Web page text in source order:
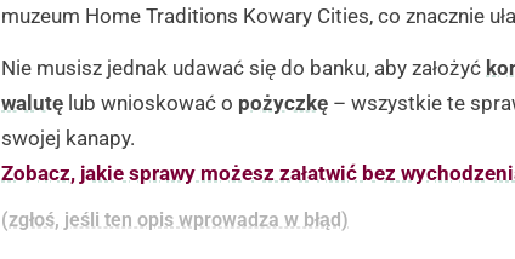
muzeum Home Traditions Kowary Cities, co znacznie
Nie musisz jednak udawać się do banku, aby założyć
walutę lub wnioskować o pożyczkę – wszystkie te
swojej kanapy.
Zobacz, jakie sprawy możesz załatwić bez
(zgłoś, jeśli ten opis wprowadza w błąd)